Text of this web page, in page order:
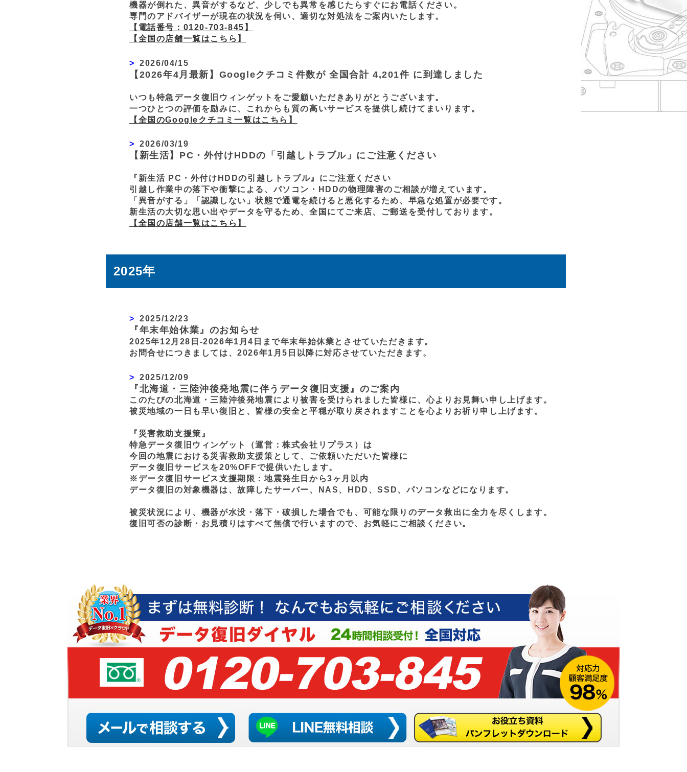
機器が倒れた、異音がするなど、少しでも異常を感じたらすぐにお電話ください。
専門のアドバイザーが現在の状況を伺い、適切な対処法をご案内いたします。
【電話番号：0120-703-845】
【全国の店舗一覧はこちら】
2026/04/15
【2026年4月最新】Googleクチコミ件数が 全国合計 4,201件 に到達しました
いつも特急データ復旧ウィンゲットをご愛顧いただきありがとうございます。
一つひとつの評価を励みに、これからも質の高いサービスを提供し続けてまいります。
【全国のGoogleクチコミ一覧はこちら】
2026/03/19
【新生活】PC・外付けHDDの「引越しトラブル」にご注意ください
『新生活 PC・外付けHDDの引越しトラブル』にご注意ください
引越し作業中の落下や衝撃による、パソコン・HDDの物理障害のご相談が増えています。
「異音がする」「認識しない」状態で通電を続けると悪化するため、早急な処置が必要です。
新生活の大切な思い出やデータを守るため、全国にてご来店、ご郵送を受付しております。
【全国の店舗一覧はこちら】
2025年
2025/12/23
『年末年始休業』のお知らせ
2025年12月28日-2026年1月4日まで年末年始休業とさせていただきます。
お問合せにつきましては、2026年1月5日以降に対応させていただきます。
2025/12/09
『北海道・三陸沖後発地震に伴うデータ復旧支援』のご案内
このたびの北海道・三陸沖後発地震により被害を受けられました皆様に、心よりお見舞い申し上げます。
被災地域の一日も早い復旧と、皆様の安全と平穏が取り戻されますことを心よりお祈り申し上げます。
『災害救助支援策』
特急データ復旧ウィンゲット（運営：株式会社リプラス）は
今回の地震における災害救助支援策として、ご依頼いただいた皆様に
データ復旧サービスを20%OFFで提供いたします。
※データ復旧サービス支援期限：地震発生日から3ヶ月以内
データ復旧の対象機器は、故障したサーバー、NAS、HDD、SSD、パソコンなどになります。
被災状況により、機器が水没・落下・破損した場合でも、可能な限りのデータ救出に全力を尽くします。
復旧可否の診断・お見積りはすべて無償で行いますので、お気軽にご相談ください。